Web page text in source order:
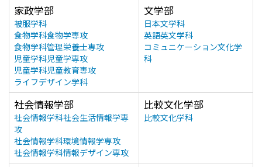
家政学部
被服学科
食物学科食物学専攻
食物学科管理栄養士専攻
児童学科児童学専攻
児童学科児童教育専攻
ライフデザイン学科
文学部
日本文学科
英語英文学科
コミュニケーション文化学
科
社会情報学部
社会情報学科社会生活情報学専
攻
社会情報学科環境情報学専攻
社会情報学科情報デザイン専攻
比較文化学部
比較文化学科